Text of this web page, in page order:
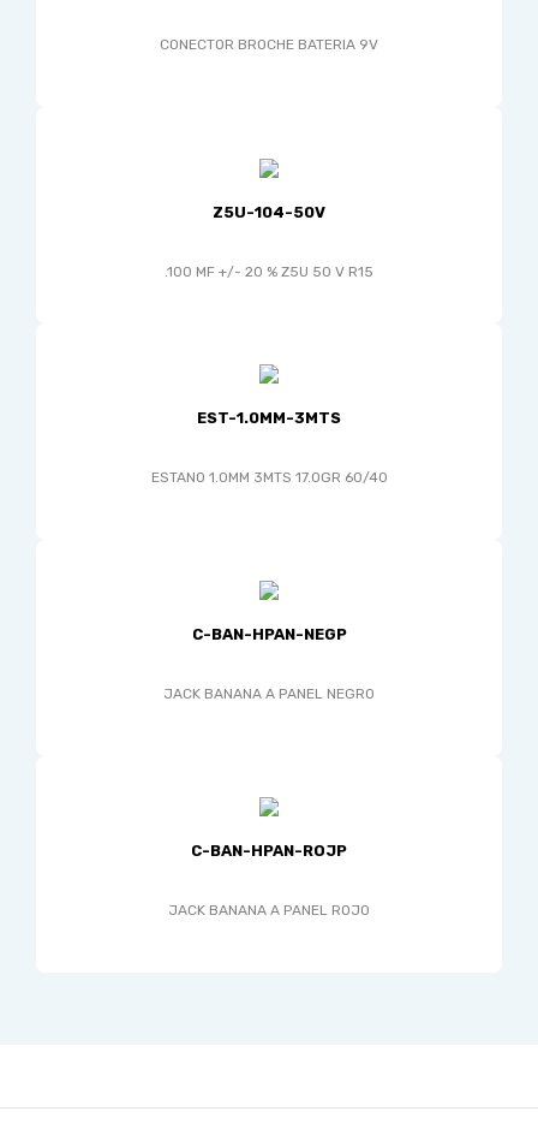
CONECTOR BROCHE BATERIA 9V
Z5U-104-50V
.100 MF +/- 20 % Z5U 50 V R15
EST-1.0MM-3MTS
ESTANO 1.0MM 3MTS 17.0GR 60/40
C-BAN-HPAN-NEGP
JACK BANANA A PANEL NEGRO
C-BAN-HPAN-ROJP
JACK BANANA A PANEL ROJO